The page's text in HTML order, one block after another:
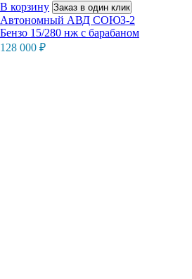
В корзину Заказ в один клик
Автономный АВД СОЮЗ-2
Бензо 15/280 нж с барабаном
128 000 ₽